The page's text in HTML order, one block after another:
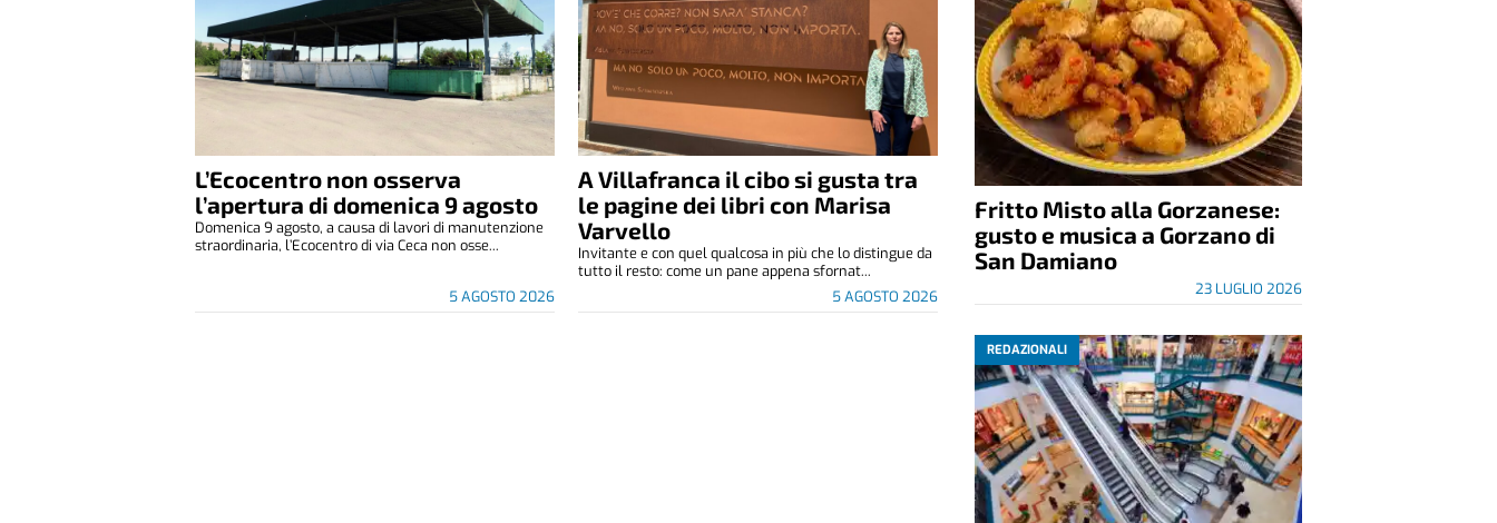
L’Ecocentro non osserva
l’apertura di domenica 9 agosto
5 AGOSTO 2026
Domenica 9 agosto, a causa di lavori di manutenzione
straordinaria, l’Ecocentro di via Ceca non osse...
A Villafranca il cibo si gusta tra
le pagine dei libri con Marisa
Varvello
5 AGOSTO 2026
Invitante e con quel qualcosa in più che lo distingue da
tutto il resto: come un pane appena sfornat...
Fritto Misto alla Gorzanese:
gusto e musica a Gorzano di
San Damiano
23 LUGLIO 2026
REDAZIONALI